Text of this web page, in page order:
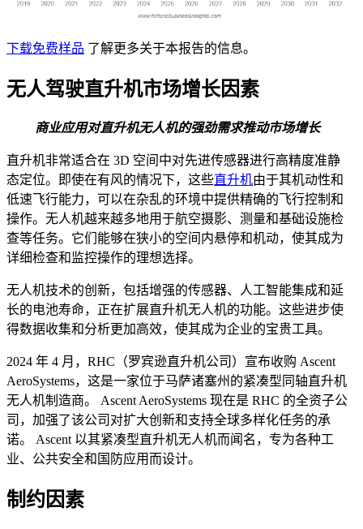
下载免费样品 了解更多关于本报告的信息。
无人驾驶直升机市场增长因素
商业应用对直升机无人机的强劲需求推动市场增长
直升机非常适合在 3D 空间中对先进传感器进行高精度准静
态定位。即使在有风的情况下，这些直升机由于其机动性和
低速飞行能力，可以在杂乱的环境中提供精确的飞行控制和
操作。无人机越来越多地用于航空摄影、测量和基础设施检
查等任务。它们能够在狭小的空间内悬停和机动，使其成为
详细检查和监控操作的理想选择。
无人机技术的创新，包括增强的传感器、人工智能集成和延
长的电池寿命，正在扩展直升机无人机的功能。这些进步使
得数据收集和分析更加高效，使其成为企业的宝贵工具。
2024 年 4 月，RHC（罗宾逊直升机公司）宣布收购 Ascent
AeroSystems，这是一家位于马萨诸塞州的紧凑型同轴直升机
无人机制造商。 Ascent AeroSystems 现在是 RHC 的全资子公
司，加强了该公司对扩大创新和支持全球多样化任务的承
诺。 Ascent 以其紧凑型直升机无人机而闻名，专为各种工
业、公共安全和国防应用而设计。
制约因素